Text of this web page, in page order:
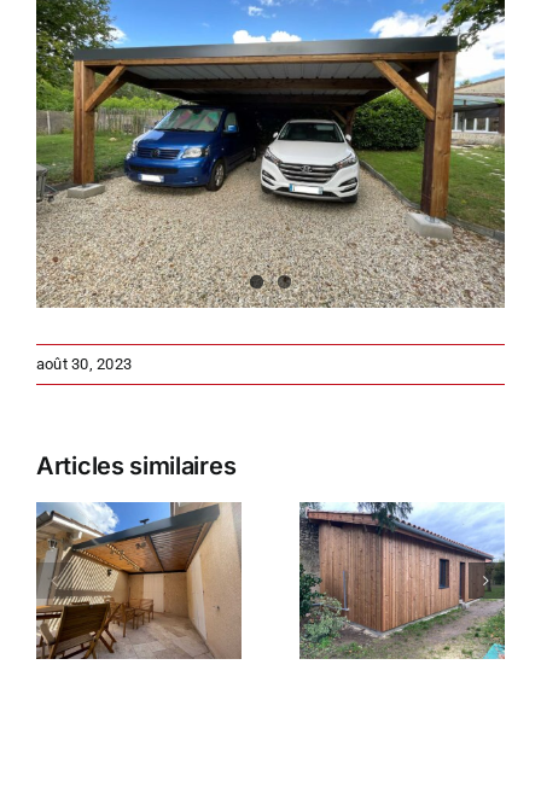
agrandie
août 30, 2023
Articles similaires
Chalet habitable
de 30 m²
Pergola en bois